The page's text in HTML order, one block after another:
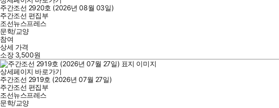
주간조선 2920호 (2026년 08월 03일)
주간조선 편집부
조선뉴스프레스
문학/교양
참여
상세 가격
소장 3,500원
상세페이지 바로가기
주간조선 2919호 (2026년 07월 27일)
주간조선 편집부
조선뉴스프레스
문학/교양